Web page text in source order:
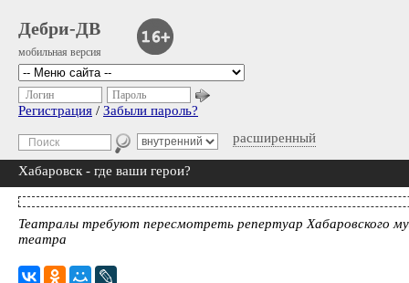
Дебри-ДВ
мобильная версия
расширенный
Логин Пароль
Регистрация / Забыли пароль?
Хабаровск - где ваши герои?
Театралы требуют пересмотреть репертуар Хабаровского
театра